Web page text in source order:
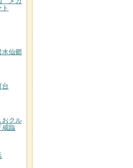
水仙郷
台
おクル
咸臨